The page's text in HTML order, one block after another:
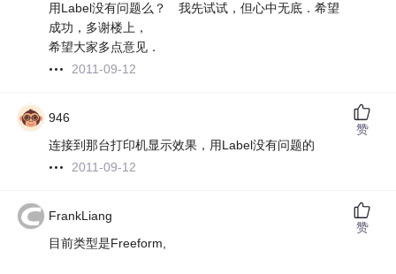
用Label没有问题么？ 我先试试，但心中无底．希望
成功，多谢楼上，
希望大家多点意见．
2011-09-12
946
连接到那台打印机显示效果，用Label没有问题的
2011-09-12
赞
FrankLiang
目前类型是Freeform,
赞